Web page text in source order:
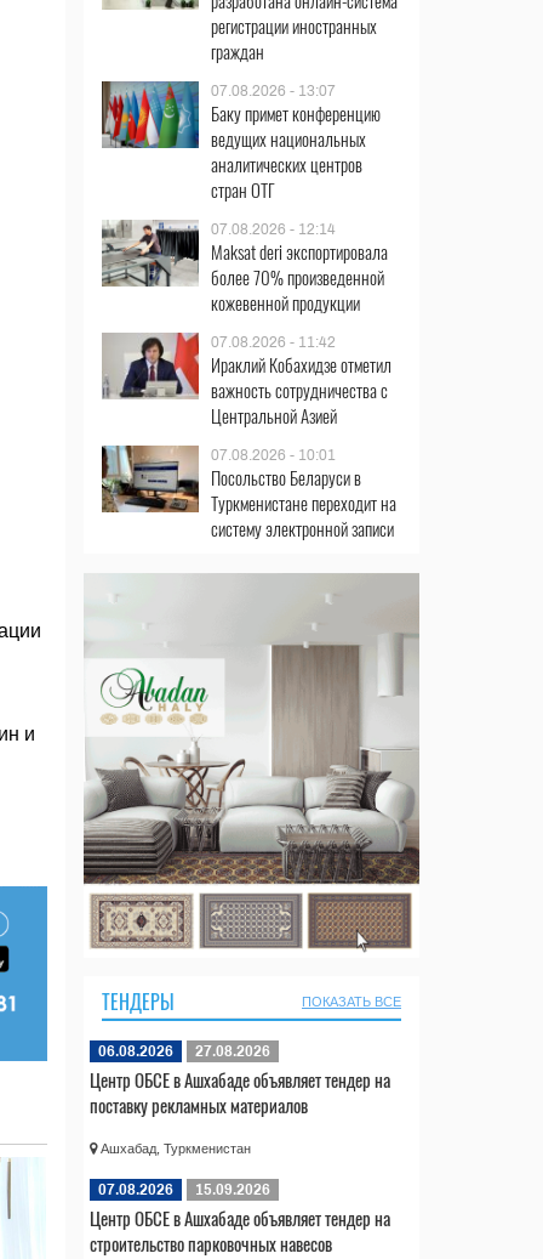
и
регистрации иностранных
граждан
07.08.2026 - 13:07
Баку примет конференцию
ведущих национальных
аналитических центров
стран ОТГ
07.08.2026 - 12:14
Maksat deri экспортировала
более 70% произведенной
кожевенной продукции
07.08.2026 - 11:42
Ираклий Кобахидзе отметил
важность сотрудничества с
Центральной Азией
07.08.2026 - 10:01
Посольство Беларуси в
Туркменистане переходит на
систему электронной записи
ТЕНДЕРЫ ПОКАЗАТЬ ВСЕ
06.08.2026 27.08.2026
Центр ОБСЕ в Ашхабаде объявляет тендер на
поставку рекламных материалов
Ашхабад, Туркменистан
07.08.2026 15.09.2026
Центр ОБСЕ в Ашхабаде объявляет тендер на
строительство парковочных навесов